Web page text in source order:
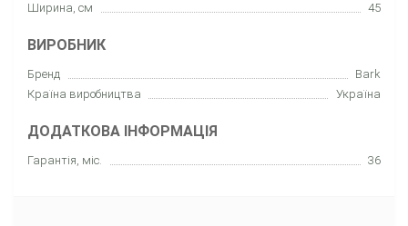
Ширина, см
45
ВИРОБНИК
Бренд
Bark
Країна виробництва
Україна
ДОДАТКОВА ІНФОРМАЦІЯ
Гарантія, міс. 36